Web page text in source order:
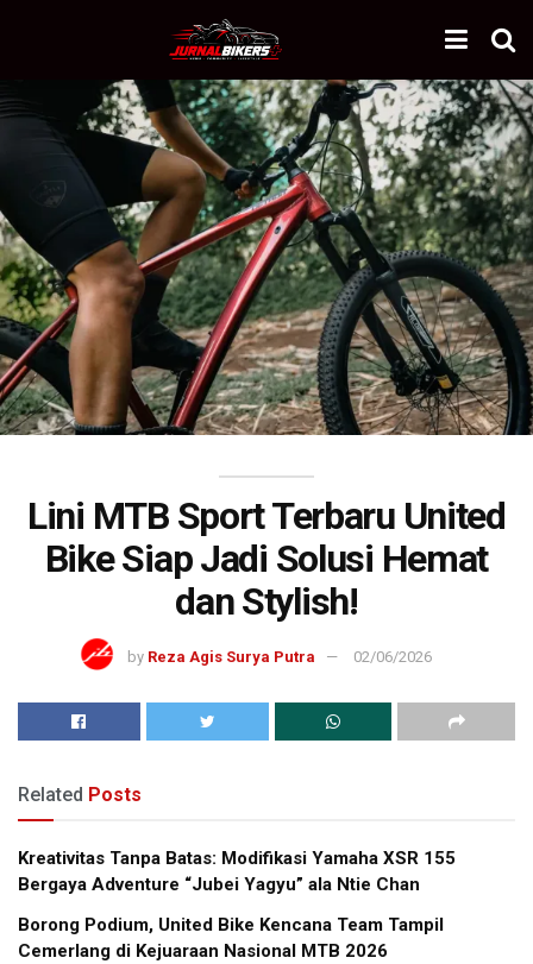
Lini MTB Sport Terbaru United
Bike Siap Jadi Solusi Hemat
dan Stylish!
by Reza Agis Surya Putra 02/06/2026
Related Posts
Kreativitas Tanpa Batas: Modifikasi Yamaha XSR 155
Bergaya Adventure “Jubei Yagyu” ala Ntie Chan
Borong Podium, United Bike Kencana Team Tampil
Cemerlang di Kejuaraan Nasional MTB 2026